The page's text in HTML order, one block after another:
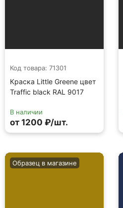
Код товара: 71301
Краска Little Greene цвет
Traffic black RAL 9017
В наличии
от 1200 ₽/шт.
Образец в магазине